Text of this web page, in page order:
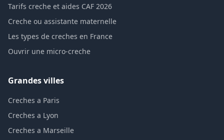
Tarifs creche et aides CAF 2026
Creche ou assistante maternelle
Les types de creches en France
Ouvrir une micro-creche
Grandes villes
Creches a Paris
Creches a Lyon
Creches a Marseille